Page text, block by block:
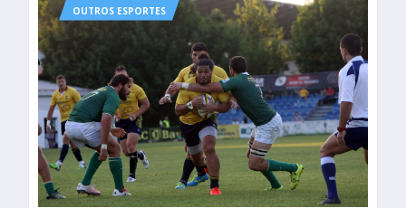
OUTROS ESPORTES